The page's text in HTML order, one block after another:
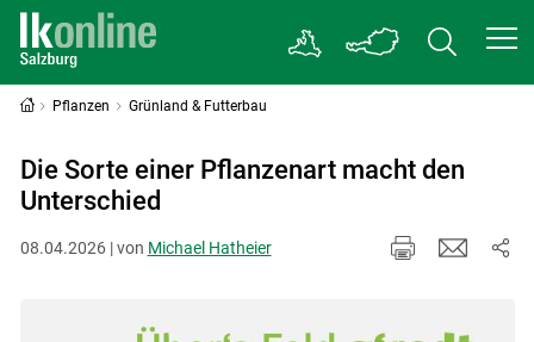
Pflanzen Grünland & Futterbau
Die Sorte einer Pflanzenart macht den
Unterschied
08.04.2026 | von Michael Hatheier